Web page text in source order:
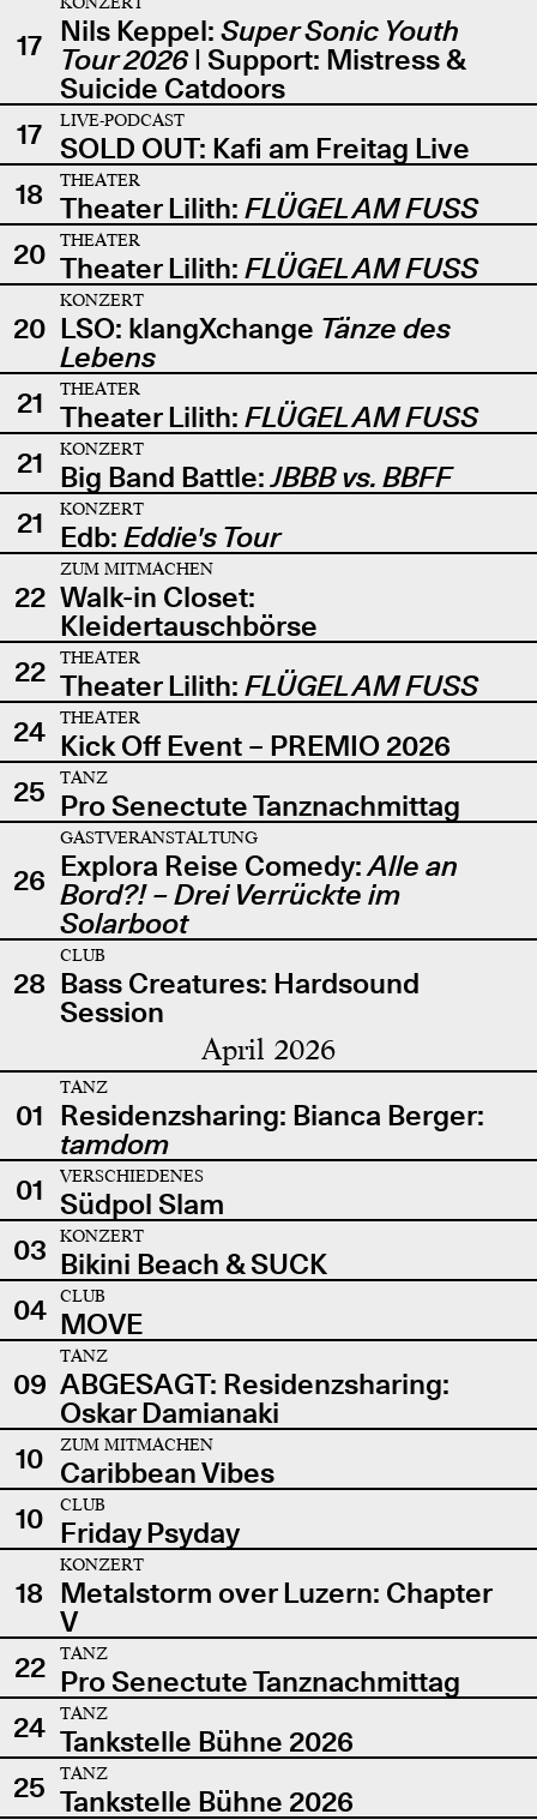
17 Nils Keppel: Super Sonic Youth
Tour 2026| Support: Mistress &
Suicide Catdoors
17
LIVE-PODCAST
SOLD OUT: Kafi am Freitag Live
18
THEATER
Theater Lilith: FLÜGEL AM FUSS
20
THEATER
Theater Lilith: FLÜGEL AM FUSS
20
KONZERT
LSO: klangXchange Tänze des
Lebens
21
THEATER
Theater Lilith: FLÜGEL AM FUSS
21
KONZERT
Big Band Battle:JBBB vs. BBFF
21
KONZERT
Edb: Eddie's Tour
22
ZUM MITMACHEN
Walk-in Closet:
Kleidertauschbörse
22
THEATER
Theater Lilith: FLÜGEL AM FUSS
24
THEATER
Kick Off Event – PREMIO 2026
25
TANZ
Pro Senectute Tanznachmittag
26
GASTVERANSTALTUNG
Explora Reise Comedy:Alle an
Bord?! – Drei Verrückte im
Solarboot
28
CLUB
Bass Creatures: Hardsound
Session
April 2026
01
TANZ
Residenzsharing: Bianca Berger:
tamdom
01
VERSCHIEDENES
Südpol Slam
03
KONZERT
Bikini Beach & SUCK
04
CLUB
MOVE
09
TANZ
ABGESAGT: Residenzsharing:
Oskar Damianaki
10
ZUM MITMACHEN
Caribbean Vibes
10
CLUB
Friday Psyday
18
KONZERT
Metalstorm over Luzern: Chapter
V
22
TANZ
Pro Senectute Tanznachmittag
24
TANZ
Tankstelle Bühne 2026
25
TANZ
Tankstelle Bühne 2026